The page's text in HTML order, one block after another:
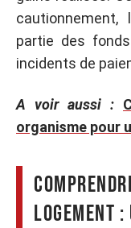
cautionnement,
partie des
incidents de
A voir aussi :
organisme pour
Logement